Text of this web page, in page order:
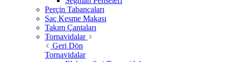
Perçin Tabancaları
Saç Kesme Makası
Takım Çantaları
Tornavidalar
Geri Dön
Tornavidalar